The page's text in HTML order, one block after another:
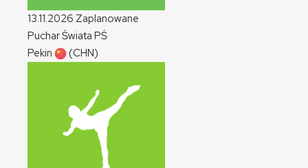
13.11.2026 Zaplanowane
Puchar Świata PŚ
Pekin
(CHN)